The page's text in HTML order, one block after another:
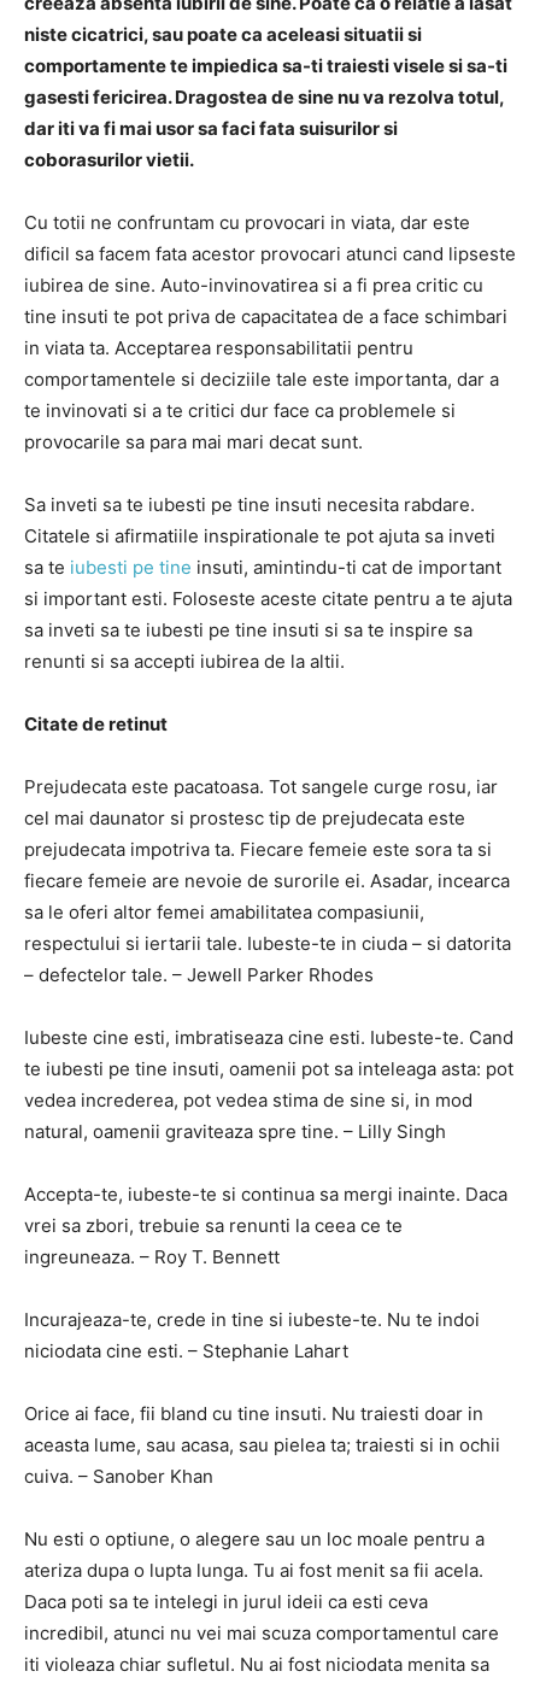
niste cicatrici, sau poate ca aceleasi situatii si
comportamente te impiedica sa-ti traiesti visele si sa-ti
gasesti fericirea. Dragostea de sine nu va rezolva totul,
dar iti va fi mai usor sa faci fata suisurilor si
coborasurilor vietii.
Cu totii ne confruntam cu provocari in viata, dar este
dificil sa facem fata acestor provocari atunci cand lipseste
iubirea de sine. Auto-invinovatirea si a fi prea critic cu
tine insuti te pot priva de capacitatea de a face schimbari
in viata ta. Acceptarea responsabilitatii pentru
comportamentele si deciziile tale este importanta, dar a
te invinovati si a te critici dur face ca problemele si
provocarile sa para mai mari decat sunt.
Sa inveti sa te iubesti pe tine insuti necesita rabdare.
Citatele si afirmatiile inspirationale te pot ajuta sa inveti
sa te iubesti pe tine insuti, amintindu-ti cat de important
si important esti. Foloseste aceste citate pentru a te ajuta
sa inveti sa te iubesti pe tine insuti si sa te inspire sa
renunti si sa accepti iubirea de la altii.
Citate de retinut
Prejudecata este pacatoasa. Tot sangele curge rosu, iar
cel mai daunator si prostesc tip de prejudecata este
prejudecata impotriva ta. Fiecare femeie este sora ta si
fiecare femeie are nevoie de surorile ei. Asadar, incearca
sa le oferi altor femei amabilitatea compasiunii,
respectului si iertarii tale. Iubeste-te in ciuda – si datorita
– defectelor tale. – Jewell Parker Rhodes
Iubeste cine esti, imbratiseaza cine esti. Iubeste-te. Cand
te iubesti pe tine insuti, oamenii pot sa inteleaga asta: pot
vedea increderea, pot vedea stima de sine si, in mod
natural, oamenii graviteaza spre tine. – Lilly Singh
Accepta-te, iubeste-te si continua sa mergi inainte. Daca
vrei sa zbori, trebuie sa renunti la ceea ce te
ingreuneaza. – Roy T. Bennett
Incurajeaza-te, crede in tine si iubeste-te. Nu te indoi
niciodata cine esti. – Stephanie Lahart
Orice ai face, fii bland cu tine insuti. Nu traiesti doar in
aceasta lume, sau acasa, sau pielea ta; traiesti si in ochii
cuiva. – Sanober Khan
Nu esti o optiune, o alegere sau un loc moale pentru a
ateriza dupa o lupta lunga. Tu ai fost menit sa fii acela.
Daca poti sa te intelegi in jurul ideii ca esti ceva
incredibil, atunci nu vei mai scuza comportamentul care
iti violeaza chiar sufletul. Nu ai fost niciodata menita sa